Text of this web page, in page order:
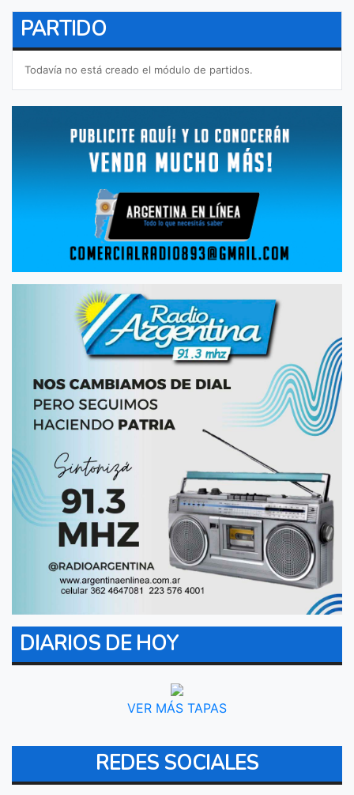
PARTIDO
Todavía no está creado el módulo de partidos.
DIARIOS DE HOY
VER MÁS TAPAS
REDES SOCIALES